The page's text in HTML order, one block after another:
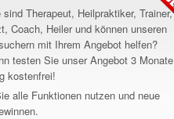
sind Therapeut, Heilpraktiker, Trainer,
Coach, Heiler und können unseren
mit Ihrem Angebot helfen?
testen Sie unser Angebot 3 Monate
kostenfrei!
alle Funktionen nutzen und neue